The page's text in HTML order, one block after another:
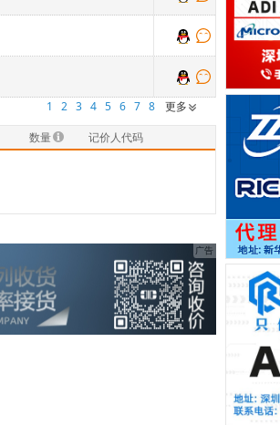
1 2 3 4 5 6 7 8
更多
数量 记价人代码